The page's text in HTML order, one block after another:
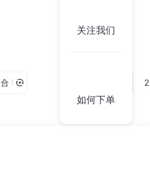
合
关注我们
如何下单